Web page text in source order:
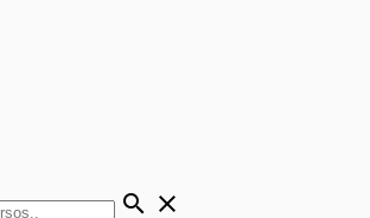
search close